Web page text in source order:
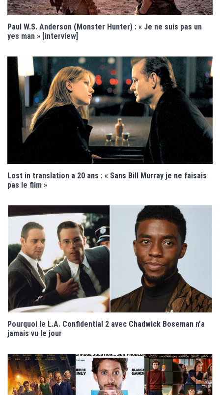
Paul W.S. Anderson (Monster Hunter) : « Je ne suis pas un
yes man » [interview]
Lost in translation a 20 ans : « Sans Bill Murray je ne faisais
pas le film »
Pourquoi le L.A. Confidential 2 avec Chadwick Boseman n’a
jamais vu le jour